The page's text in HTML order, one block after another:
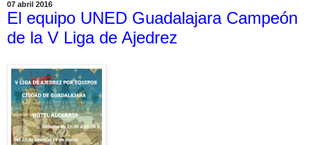
07 abril 2016
El equipo UNED Guadalajara Campeón
de la V Liga de Ajedrez